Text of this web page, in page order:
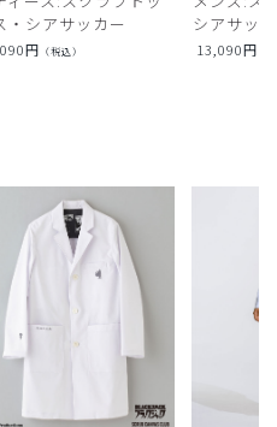
・シアサッカー
円 （税込）
シアサッ
13,090円